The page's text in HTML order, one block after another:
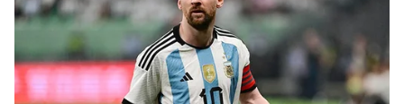
వంశీ కనిపించకుండా పోయిన రోజు అతని కుటుంబ
సభ్యులు ఫోన్ చేసినప్పటికీ స్పందన రాలేదని సమాచారం.
ఇదే సమయంలో యజమానిని సంప్రదించేందుకు చేసిన